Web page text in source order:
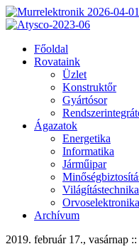
Főoldal
Rovataink
Üzlet
Konstruktőr
Gyártósor
Ágazatok
Energetika
Informatika
Járműipar
Világítástechnika
Orvoselektronika
Archívum
2019. február 17., vasárnap ::